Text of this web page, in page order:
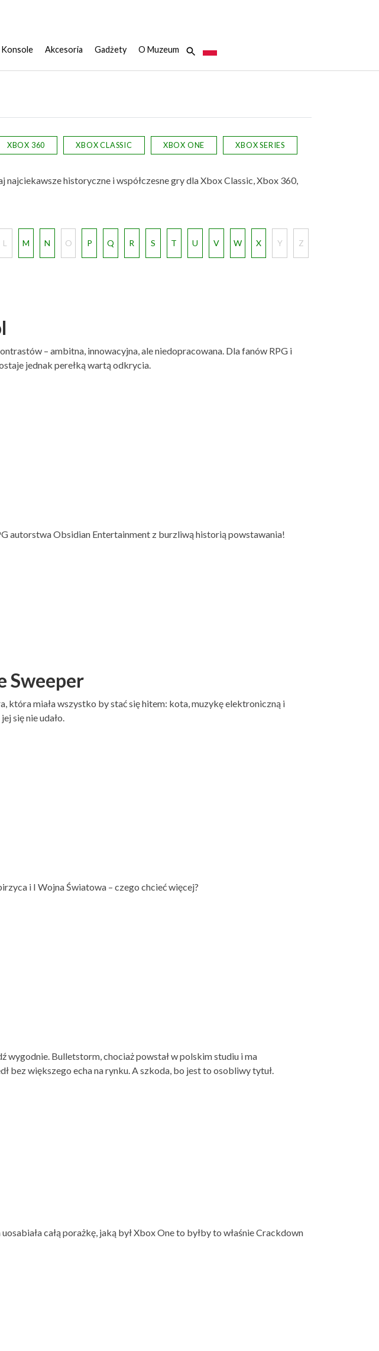
Konsole Akcesoria Gadżety O Muzeum
XBOX 360 XBOX CLASSIC XBOX ONE XBOX SERIES
historyczne i współczesne gry dla Xbox Classic, Xbox 360,
L M N O P Q R S T U V W X Y Z
– ambitna, innowacyjna, ale niedopracowana. Dla fanów RPG i
jednak perełką wartą odkrycia.
autorstwa Obsidian Entertainment z burzliwą historią powstawania!
Sweeper
która miała wszystko by stać się hitem: kota, muzykę elektroniczną i
się nie udało.
i I Wojna Światowa – czego chcieć więcej?
wygodnie. Bulletstorm, chociaż powstał w polskim studiu i ma
bez większego echa na rynku. A szkoda, bo jest to osobliwy tytuł.
całą porażkę, jaką był Xbox One to byłby to właśnie Crackdown